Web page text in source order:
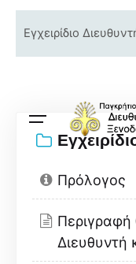
Εγχειρίδιο
Πρόλογος
Περιγραφή
Διευθυντή